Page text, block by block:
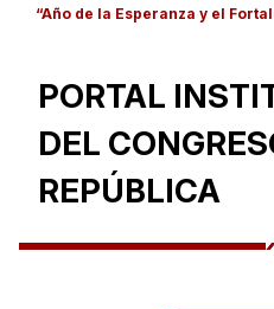
“Año de la Esperanza y el
PORTAL
DEL
REPÚBLICA